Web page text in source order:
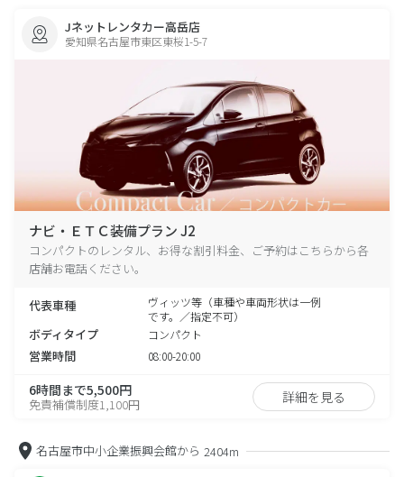
Jネットレンタカー高岳店
愛知県名古屋市東区東桜1-5-7
ナビ・ＥＴＣ装備プラン J2
コンパクトのレンタル、お得な割引料金、ご予約はこちらから各
店舗お電話ください。
代表車種
ヴィッツ等（車種や車両形状は一例
です。／指定不可）
ボディタイプ コンパクト
営業時間 08:00-20:00
6時間まで5,500円
免責補償制度1,100円 詳細を見る
名古屋市中小企業振興会館から 2404m